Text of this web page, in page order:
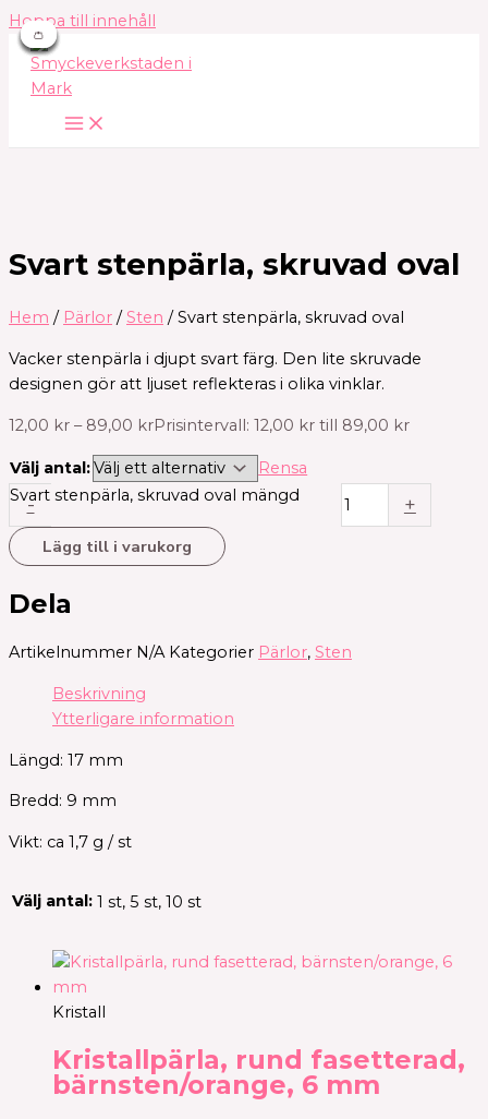
Hoppa till innehåll
👛
Svart stenpärla, skruvad oval
Hem / Pärlor / Sten / Svart stenpärla, skruvad oval
Vacker stenpärla i djupt svart färg. Den lite skruvade
designen gör att ljuset reflekteras i olika vinklar.
12,00 kr – 89,00 krPrisintervall: 12,00 kr till 89,00 kr
Välj antal: Rensa
-
Svart stenpärla, skruvad oval mängd +
Lägg till i varukorg
Dela
Artikelnummer N/A Kategorier Pärlor, Sten
Beskrivning
Ytterligare information
Längd: 17 mm
Bredd: 9 mm
Vikt: ca 1,7 g / st
Välj antal: 1 st, 5 st, 10 st
Kristall
Kristallpärla, rund fasetterad,
bärnsten/orange, 6 mm
👛
👛
👛
👛
👛
👛